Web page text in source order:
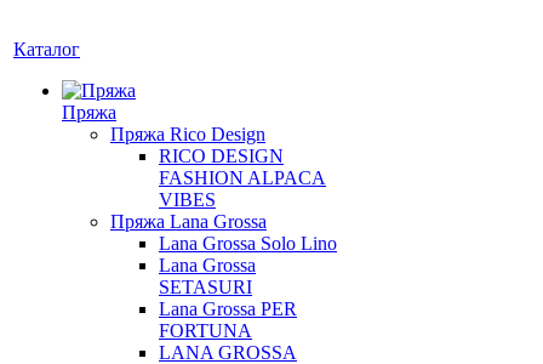
Каталог
Пряжа
Пряжа Rico Design
RICO DESIGN
FASHION ALPACA
VIBES
Пряжа Lana Grossa
Lana Grossa Solo Lino
Lana Grossa
SETASURI
Lana Grossa PER
FORTUNA
LANA GROSSA